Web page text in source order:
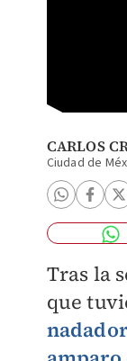
CARLOS
Ciudad de
Tras la
que